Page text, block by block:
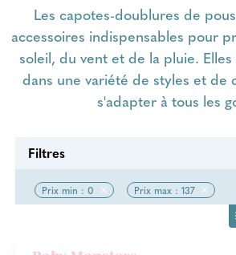
Les capotes-doublures de
accessoires indispensables pour
soleil, du vent et de la pluie.
dans une variété de styles et de
s'adapter à tous les
Filtres
Prix min : 0 Prix max : 137